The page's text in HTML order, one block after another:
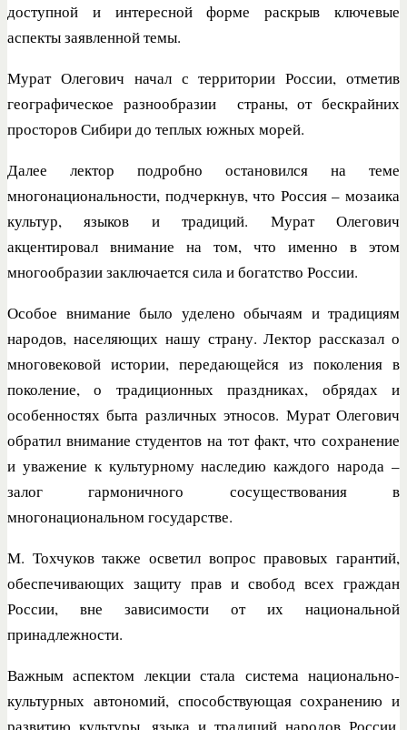
доступной и интересной форме раскрыв ключевые
аспекты заявленной темы.
Мурат Олегович начал с территории России, отметив
географическое разнообразии страны, от бескрайних
просторов Сибири до теплых южных морей.
Далее лектор подробно остановился на теме
многонациональности, подчеркнув, что Россия – мозаика
культур, языков и традиций. Мурат Олегович
акцентировал внимание на том, что именно в этом
многообразии заключается сила и богатство России.
Особое внимание было уделено обычаям и традициям
народов, населяющих нашу страну. Лектор рассказал о
многовековой истории, передающейся из поколения в
поколение, о традиционных праздниках, обрядах и
особенностях быта различных этносов. Мурат Олегович
обратил внимание студентов на тот факт, что сохранение
и уважение к культурному наследию каждого народа –
залог гармоничного сосуществования в
многонациональном государстве.
М. Тохчуков также осветил вопрос правовых гарантий,
обеспечивающих защиту прав и свобод всех граждан
России, вне зависимости от их национальной
принадлежности.
Важным аспектом лекции стала система национально-
культурных автономий, способствующая сохранению и